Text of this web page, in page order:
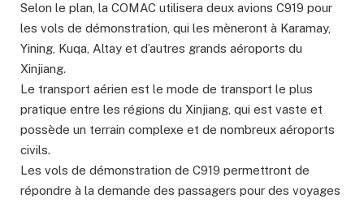
Selon le plan, la COMAC utilisera deux avions C919 pour
les vols de démonstration, qui les mèneront à Karamay,
Yining, Kuqa, Altay et d’autres grands aéroports du
Xinjiang.
Le transport aérien est le mode de transport le plus
pratique entre les régions du Xinjiang, qui est vaste et
possède un terrain complexe et de nombreux aéroports
civils.
Les vols de démonstration de C919 permettront de
répondre à la demande des passagers pour des voyages